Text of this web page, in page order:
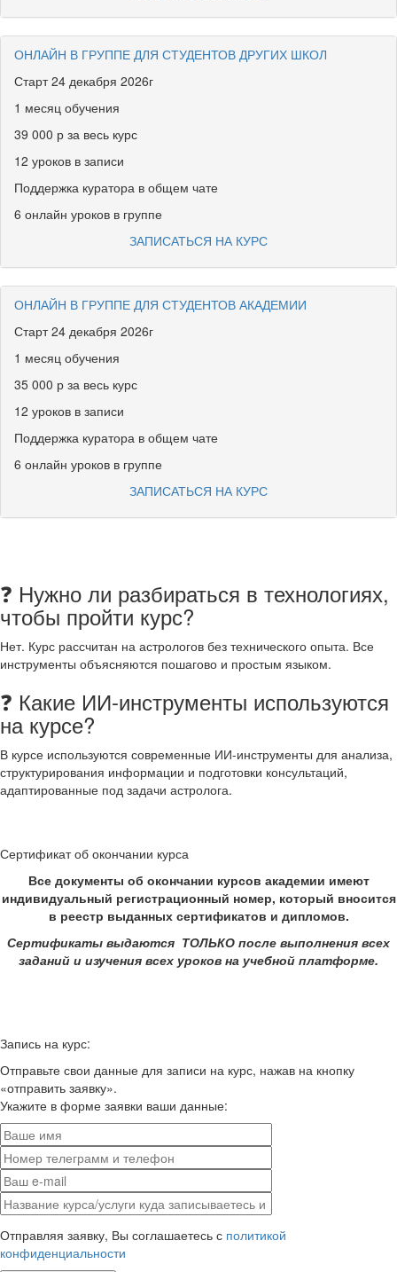
ОНЛАЙН В ГРУППЕ ДЛЯ СТУДЕНТОВ ДРУГИХ ШКОЛ
Старт 24 декабря 2026г
1 месяц обучения
39 000 р за весь курс
12 уроков в записи
Поддержка куратора в общем чате
6 онлайн уроков в группе
ЗАПИСАТЬСЯ НА КУРС
ОНЛАЙН В ГРУППЕ ДЛЯ СТУДЕНТОВ АКАДЕМИИ
Старт 24 декабря 2026г
1 месяц обучения
35 000 р за весь курс
12 уроков в записи
Поддержка куратора в общем чате
6 онлайн уроков в группе
ЗАПИСАТЬСЯ НА КУРС
❓ Нужно ли разбираться в технологиях,
чтобы пройти курс?
Нет. Курс рассчитан на астрологов без технического опыта. Все
инструменты объясняются пошагово и простым языком.
❓ Какие ИИ-инструменты используются
на курсе?
В курсе используются современные ИИ-инструменты для анализа,
структурирования информации и подготовки консультаций,
адаптированные под задачи астролога.
Сертификат об окончании курса
Все документы об окончании курсов академии имеют
индивидуальный регистрационный номер, который вносится
в реестр выданных сертификатов и дипломов.
Сертификаты выдаются ТОЛЬКО после выполнения всех
заданий и изучения всех уроков на учебной платформе.
Запись на курс:
Отправьте свои данные для записи на курс, нажав на кнопку
«отправить заявку».
Укажите в форме заявки ваши данные:
это
поле
Отправляя заявку, Вы соглашаетесь с политикой
конфиденциальности